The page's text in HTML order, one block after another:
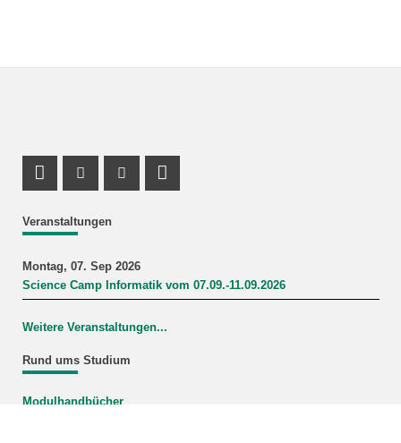
Veranstaltungen
Montag, 07. Sep 2026
Science Camp Informatik vom 07.09.-11.09.2026
Weitere Veranstaltungen...
Rund ums Studium
Modulhandbücher
Profil Mastodon
Instagram Profil
Youtube Profil
LinkedIn Profil